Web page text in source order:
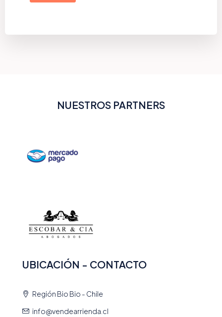
NUESTROS PARTNERS
UBICACIÓN - CONTACTO
Región Bio Bio - Chile
info@vendearrienda.cl